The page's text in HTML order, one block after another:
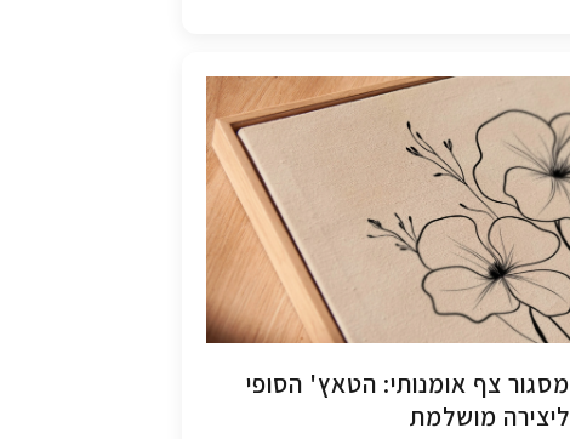
מסגור צף אומנותי: הטאץ' הסופי
ליצירה מושלמת